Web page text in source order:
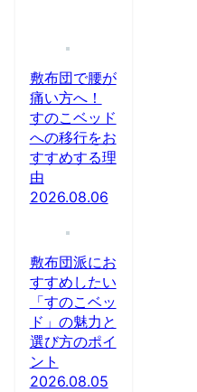
敷布団で腰が
痛い方へ！
すのこベッド
への移行をお
すすめする理
由
2026.08.06
敷布団派にお
すすめしたい
「すのこベッ
ド」の魅力と
選び方のポイ
ント
2026.08.05